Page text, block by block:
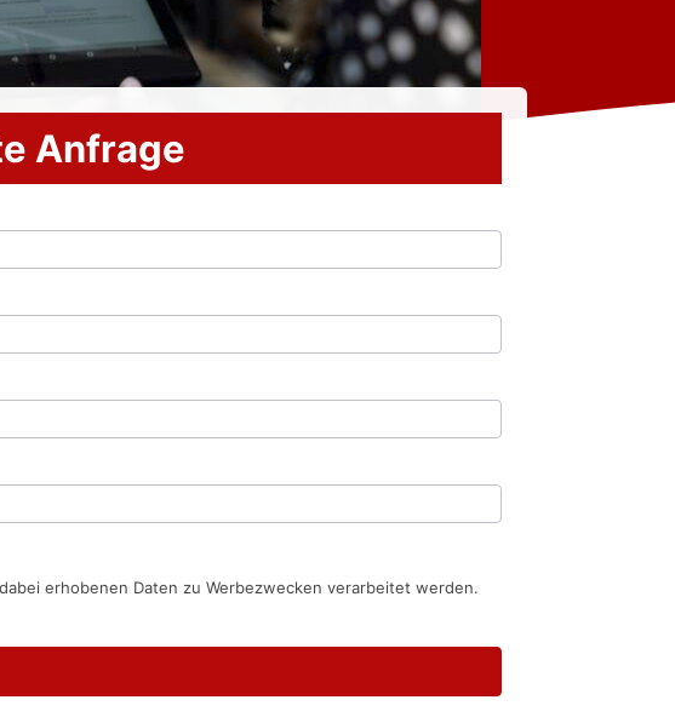
Anfrage
erhobenen Daten zu Werbezwecken verarbeitet werden.